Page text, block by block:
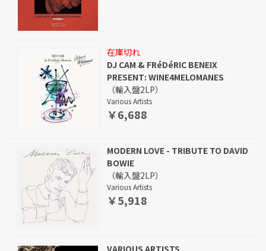
在庫切れ
DJ CAM & FRéDéRIC BENEIX
PRESENT: WINE4MELOMANES
（輸入盤2LP）
Various Artists
￥6,688
MODERN LOVE - TRIBUTE TO DAVID
BOWIE
（輸入盤2LP）
Various Artists
￥5,918
VARIOUS ARTISTS